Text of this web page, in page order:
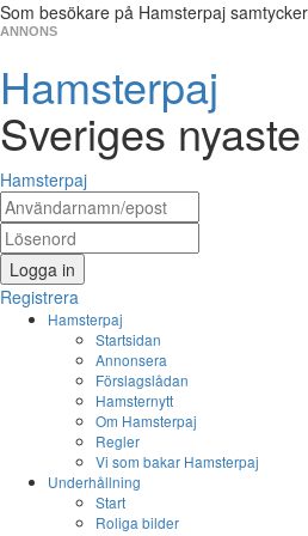
Som besökare på Hamsterpaj
ANNONS
Hamsterpaj
Sveriges
Hamsterpaj
Logga in
Registrera
Hamsterpaj
Startsidan
Annonsera
Förslagslådan
Hamsternytt
Om Hamsterpaj
Regler
Vi som bakar Hamsterpaj
Underhållning
Start
Roliga bilder